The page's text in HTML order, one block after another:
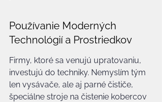
Používanie Moderných
Technológií a Prostriedkov
Firmy, ktoré sa venujú upratovaniu,
investujú do techniky. Nemyslím tým
len vysávače, ale aj parné čističe,
špeciálne stroje na čistenie kobercov